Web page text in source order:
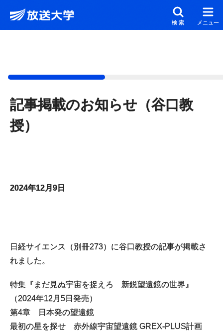
メインコンテンツにスキップ
検索 メニュー
記事掲載のお知らせ（谷口教
授）
2024年12月9日
日経サイエンス（別冊273）に谷口教授の記事が掲載さ
れました。
特集『まだ見ぬ宇宙を捉えろ 新鋭望遠鏡の世界』
（2024年12月5日発売）
第4章 日本発の望遠鏡
最初の星を探せ 赤外線宇宙望遠鏡 GREX-PLUS計画